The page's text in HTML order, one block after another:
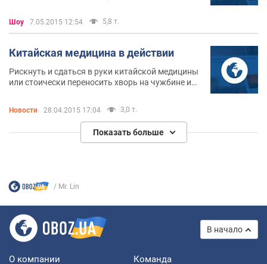
Шоу 7.05.2015 12:54 5,8 т.
Китайская медицина в действии
Рискнуть и сдаться в руки китайской медицины
или стоически переносить хворь на чужбине и
Новости 28.04.2015 17:04 3,0 т.
Показать больше
Mr. Lin
В начало
О компании Команда